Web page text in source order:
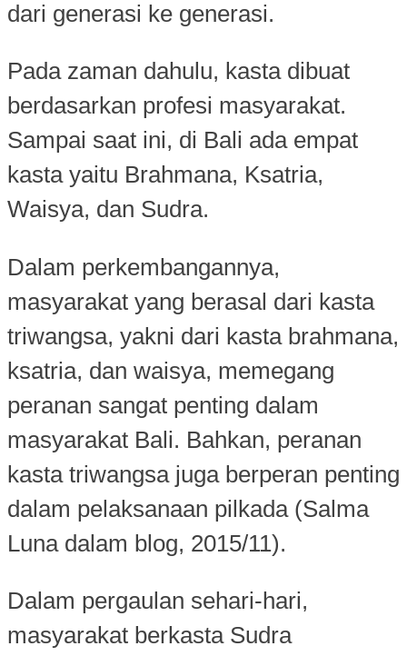
dari generasi ke generasi.
Pada zaman dahulu, kasta dibuat
berdasarkan profesi masyarakat.
Sampai saat ini, di Bali ada empat
kasta yaitu Brahmana, Ksatria,
Waisya, dan Sudra.
Dalam perkembangannya,
masyarakat yang berasal dari kasta
triwangsa, yakni dari kasta brahmana,
ksatria, dan waisya, memegang
peranan sangat penting dalam
masyarakat Bali. Bahkan, peranan
kasta triwangsa juga berperan penting
dalam pelaksanaan pilkada (Salma
Luna dalam blog, 2015/11).
Dalam pergaulan sehari-hari,
masyarakat berkasta Sudra